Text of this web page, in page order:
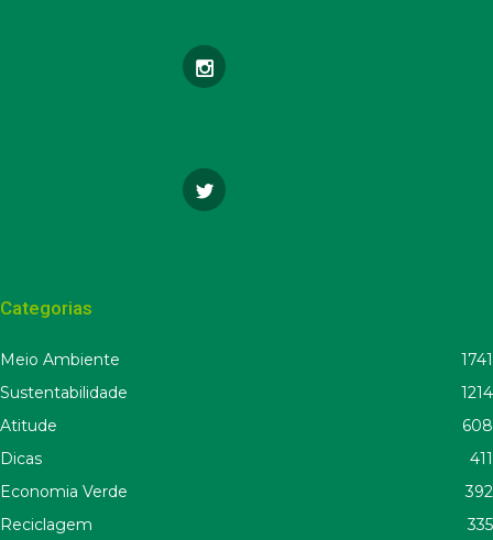
Categorias
Meio Ambiente
1741
Sustentabilidade
1214
Atitude
608
Dicas
411
Economia Verde
392
Reciclagem
335